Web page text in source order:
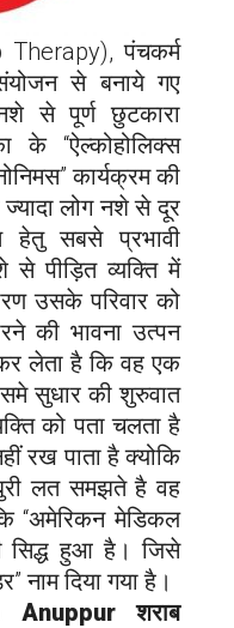
Therapy), पंचकर्म
से बनाये गए
से पूर्ण छुटकारा
के “ऐल्कोहोलिक्स
कार्यक्रम की
लोग नशे से दूर
सबसे प्रभावी
से पीड़ित व्यक्ति में
उसके परिवार को
की भावना उत्पन
लेता है कि वह एक
सुधार की शुरुवात
को पता चलता है
रख पाता है क्योकि
लत समझते है वह
“अमेरिकन मेडिकल
सिद्ध हुआ है। जिसे
नाम दिया गया है।
शराब